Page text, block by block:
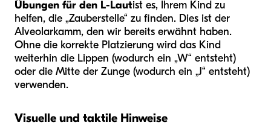
Übungen für den L-Lautist es, Ihrem Kind zu
helfen, die „Zauberstelle“ zu finden. Dies ist der
Alveolarkamm, den wir bereits erwähnt haben.
Ohne die korrekte Platzierung wird das Kind
weiterhin die Lippen (wodurch ein „W“ entsteht)
oder die Mitte der Zunge (wodurch ein „J“ entsteht)
verwenden.
Visuelle und taktile Hinweise